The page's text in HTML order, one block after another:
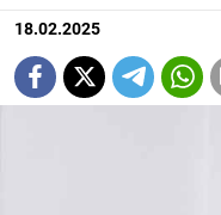
18.02.2025